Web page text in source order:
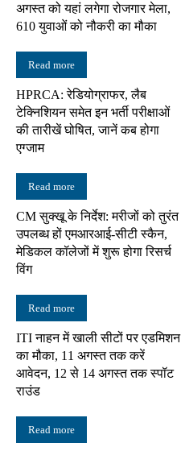
अगस्त को यहां लगेगा रोजगार मेला,
610 युवाओं को नौकरी का मौका
Read more
HPRCA: रेडियोग्राफर, लैब
टेक्निशियन समेत इन भर्ती परीक्षाओं
की तारीखें घोषित, जानें कब होगा
एग्जाम
Read more
CM सुक्खू के निर्देश: मरीजों को तुरंत
उपलब्ध हों एमआरआई-सीटी स्कैन,
मेडिकल कॉलेजों में शुरू होगा रिसर्च
विंग
Read more
ITI नाहन में खाली सीटों पर एडमिशन
का मौका, 11 अगस्त तक करें
आवेदन, 12 से 14 अगस्त तक स्पॉट
राउंड
Read more